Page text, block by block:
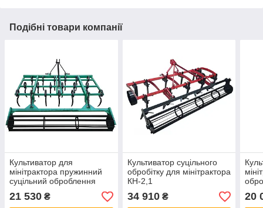
Подібні товари компанії
Культиватор для
мінітрактора пружинний
суцільний оброблення
КН-1,6 П
21 530 ₴
Культиватор суцільного
обробітку для мінітрактора
КН-2,1
34 910₴ 20